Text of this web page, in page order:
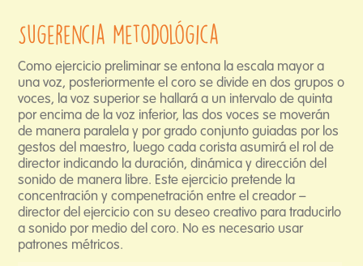
Sugerencia metodológica
Como ejercicio preliminar se entona la escala mayor a
una voz, posteriormente el coro se divide en dos grupos o
voces, la voz superior se hallará a un intervalo de quinta
por encima de la voz inferior, las dos voces se moverán
de manera paralela y por grado conjunto guiadas por los
gestos del maestro, luego cada corista asumirá el rol de
director indicando la duración, dinámica y dirección del
sonido de manera libre. Este ejercicio pretende la
concentración y compenetración entre el creador –
director del ejercicio con su deseo creativo para traducirlo
a sonido por medio del coro. No es necesario usar
patrones métricos.